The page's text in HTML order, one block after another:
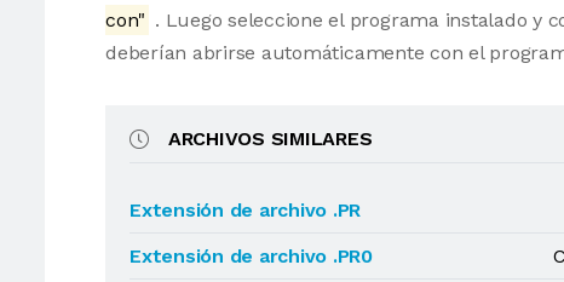
con" . Luego seleccione el programa instalado y
deberían abrirse automáticamente con el
ARCHIVOS SIMILARES
Extensión de archivo .PR
Extensión de archivo .PR0